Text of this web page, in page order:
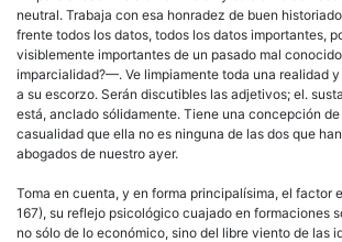
neutral. Trabaja con esa honradez de buen
frente todos los datos, todos los datos importantes,
visiblemente importantes de un pasado mal
imparcialidad?—. Ve limpiamente toda una realidad
a su escorzo. Serán discutibles las adjetivos; el.
está, anclado sólidamente. Tiene una concepción
casualidad que ella no es ninguna de las dos que
abogados de nuestro ayer.
Toma en cuenta, y en forma principalísima, el factor
167), su reflejo psicológico cuajado en formaciones
no sólo de lo económico, sino del libre viento de las